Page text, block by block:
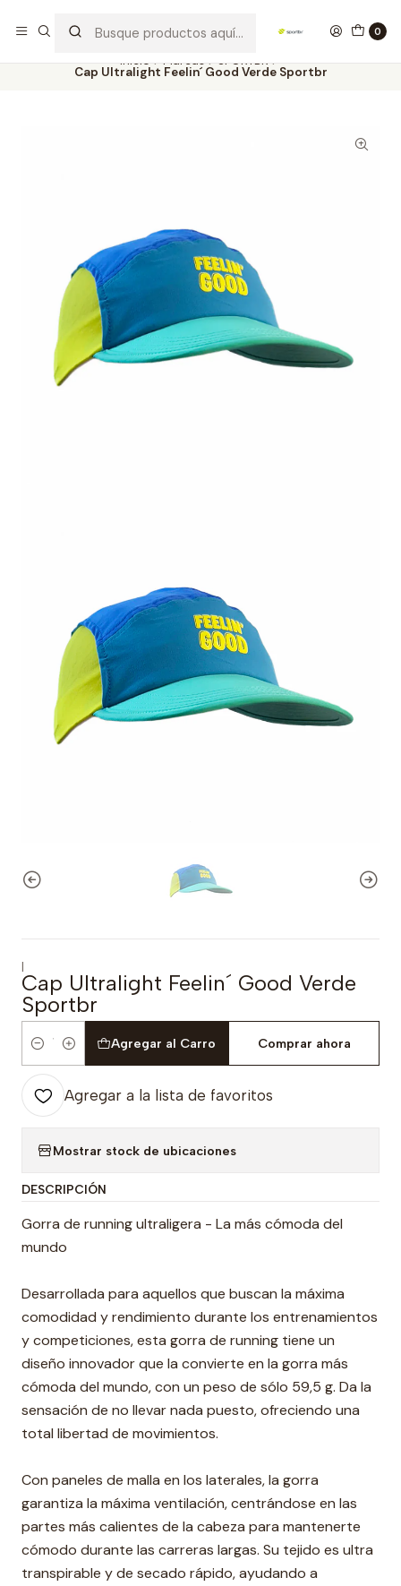
0
Inicio Marcas SPORTBR
Cap Ultralight Feelin´ Good Verde Sportbr
|
Cap Ultralight Feelin´ Good Verde
Sportbr
Cantidad
Agregar al Carro Comprar ahora
Agregar a la lista de favoritos
Mostrar stock de ubicaciones
DESCRIPCIÓN
Gorra de running ultraligera - La más cómoda del
mundo
Desarrollada para aquellos que buscan la máxima
comodidad y rendimiento durante los entrenamientos
y competiciones, esta gorra de running tiene un
diseño innovador que la convierte en la gorra más
cómoda del mundo, con un peso de sólo 59,5 g. Da la
sensación de no llevar nada puesto, ofreciendo una
total libertad de movimientos.
Con paneles de malla en los laterales, la gorra
garantiza la máxima ventilación, centrándose en las
partes más calientes de la cabeza para mantenerte
cómodo durante las carreras largas. Su tejido es ultra
transpirable y de secado rápido, ayudando a